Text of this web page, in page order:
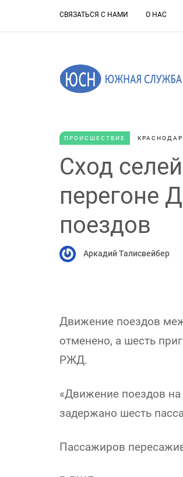
СВЯЗАТЬСЯ С НАМИ О НАС
ПРОИСШЕСТВИЕ
Сход
перегоне
поездов
Аркадий Талисвейбер
Движение поездов
отменено, а шесть
РЖД.
«Движение поездов на
задержано шесть
Пассажиров